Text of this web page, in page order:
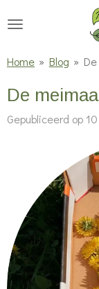
hoofdinhoud
Home » Blog »
De
Gepubliceerd op